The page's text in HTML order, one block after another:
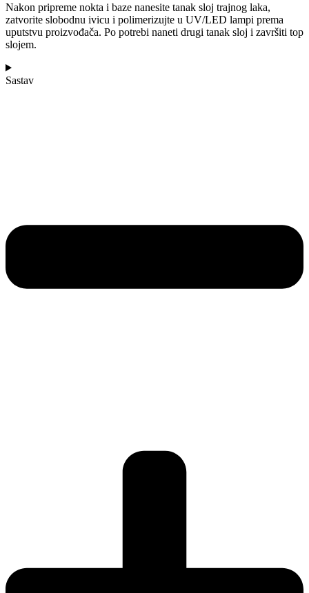
Nakon pripreme nokta i baze nanesite tanak sloj trajnog laka,
zatvorite slobodnu ivicu i polimerizujte u UV/LED lampi prema
uputstvu proizvođača. Po potrebi naneti drugi tanak sloj i završiti top
slojem.
Sastav